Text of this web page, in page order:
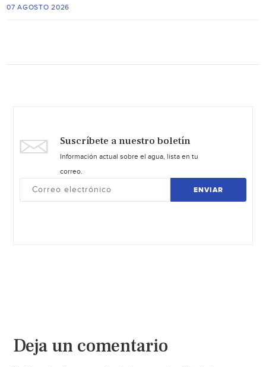
07 AGOSTO 2026
Suscríbete a nuestro boletín
Información actual sobre el agua, lista en tu
correo.
ENVIAR
Deja un comentario